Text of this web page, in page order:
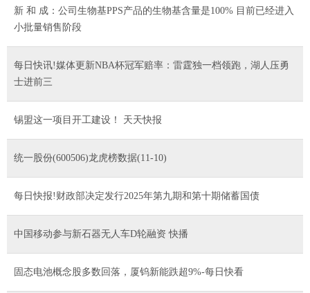
新 和 成：公司生物基PPS产品的生物基含量是100% 目前已经进入
小批量销售阶段
每日快讯!媒体更新NBA杯冠军赔率：雷霆独一档领跑，湖人压勇
士进前三
锡盟这一项目开工建设！ 天天快报
统一股份(600506)龙虎榜数据(11-10)
每日快报!财政部决定发行2025年第九期和第十期储蓄国债
中国移动参与新石器无人车D轮融资 快播
固态电池概念股多数回落，厦钨新能跌超9%-每日快看